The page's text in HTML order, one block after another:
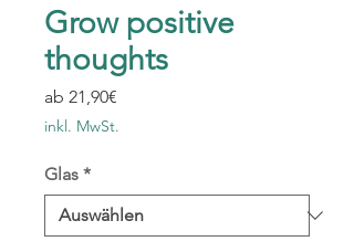
Grow positive
thoughts
ab 21,90€
inkl. MwSt.
Glas *